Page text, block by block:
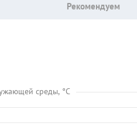
Рекомендуем
среды, °C